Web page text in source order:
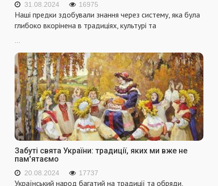
31.08.2024 16975
Наші предки здобували знання через систему, яка була
глибоко вкорінена в традиціях, культурі та
...
Забуті свята України: традиції, яких ми вже не
пам'ятаємо
20.08.2024 17737
Український народ багатий на традиції та обряди,